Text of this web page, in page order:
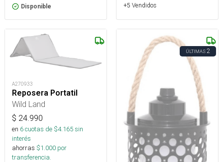
Disponible +5 Vendidos
A270933
Reposera Portatil
Wild Land
$ 24.990
en 6cuotas de $4.165sin
interés
ahorras $1.000 por
transferencia.
ÚLTIMAS2